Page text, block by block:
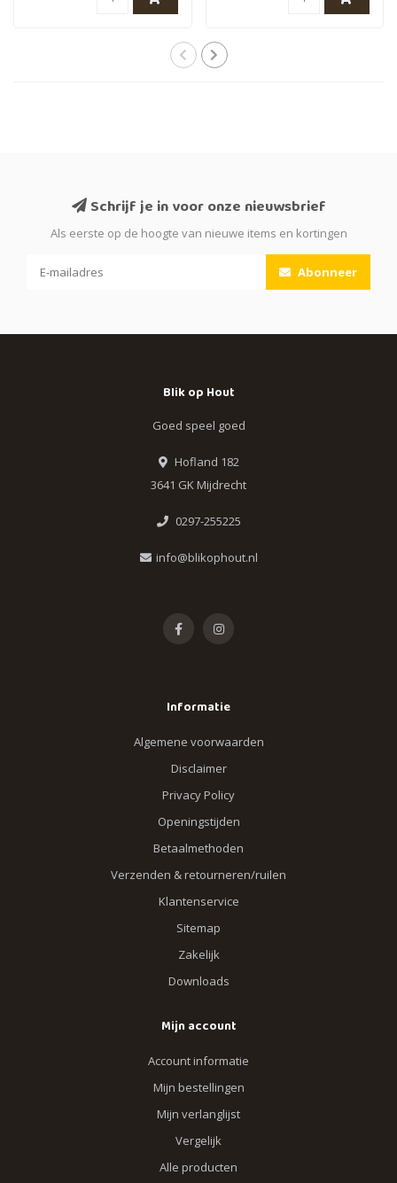
Schrijf je in voor onze nieuwsbrief
Als eerste op de hoogte van nieuwe items en kortingen
Abonneer
Blik op Hout
Goed speel goed
Hofland 182
3641 GK Mijdrecht
0297-255225
info@blikophout.nl
Informatie
Algemene voorwaarden
Disclaimer
Privacy Policy
Openingstijden
Betaalmethoden
Verzenden & retourneren/ruilen
Klantenservice
Sitemap
Zakelijk
Downloads
Mijn account
Account informatie
Mijn bestellingen
Mijn verlanglijst
Vergelijk
Alle producten